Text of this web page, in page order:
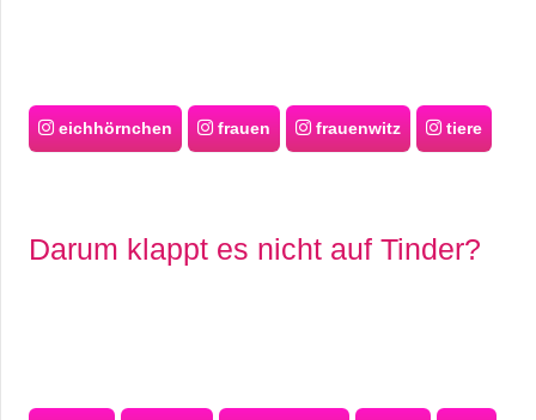
eichhörnchen frauen frauenwitz tiere
Darum klappt es nicht auf Tinder?